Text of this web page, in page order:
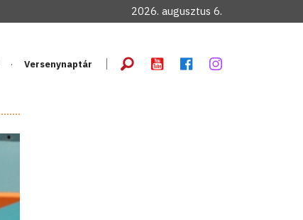
2026. augusztus 6.
Versenynaptár